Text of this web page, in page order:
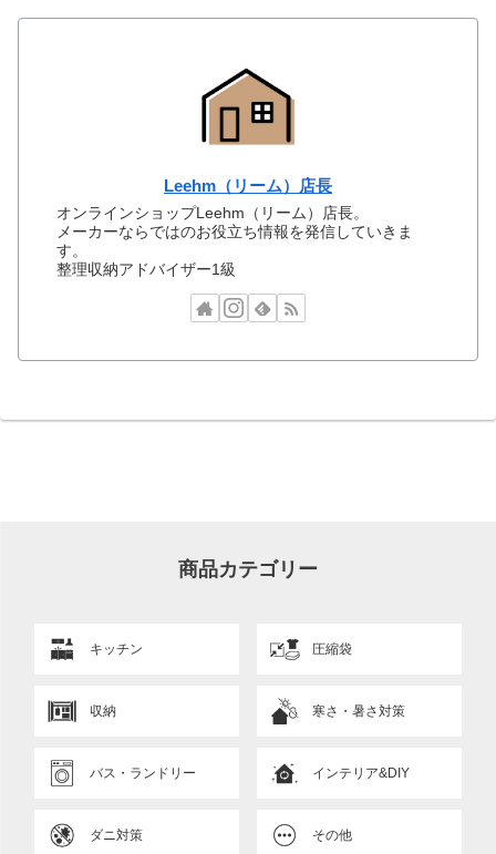
Leehm（リーム）店長
オンラインショップLeehm（リーム）店長。
メーカーならではのお役立ち情報を発信していきま
す。
整理収納アドバイザー1級
商品カテゴリー
キッチン 圧縮袋
収納 寒さ・暑さ対策
バス・ランドリー インテリア&DIY
ダニ対策 その他